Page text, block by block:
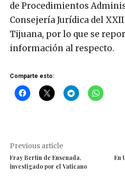
de Procedimientos
Consejería Jurídica del
Tijuana, por lo que se
información al respecto.
Comparte esto:
Previous article
Fray Bertín de Ensenada,
investigado por el Vaticano
En